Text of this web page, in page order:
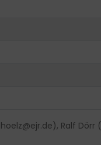
), Ralf Dörr (